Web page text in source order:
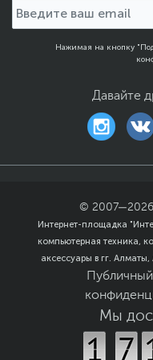
но дальность у
Чем больше антенн –
съемные, что позволит
усилением сигнала.
можно использовать,
Порты и разъемы
Усилители Wi-Fi могут
которые позволят
устройства, которые
Как
усиления
Нажимая на кнопку
Давайте
© 2007—2026
Интернет-площадка
компьютерная техника,
аксессуары в гг.
Мы